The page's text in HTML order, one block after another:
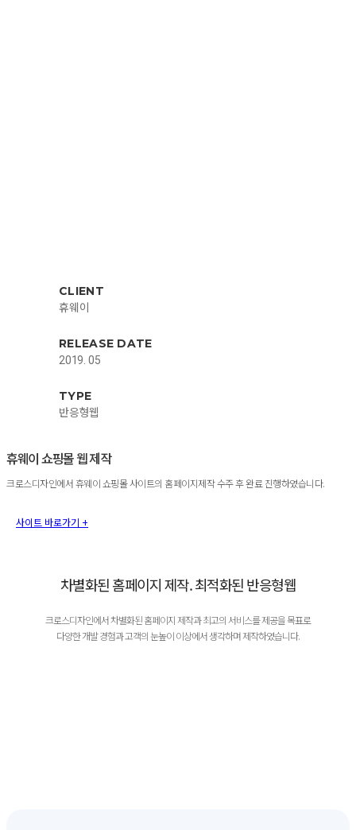
CLIENT
휴웨이
RELEASE DATE
2019. 05
TYPE
반응형웹
휴웨이 쇼핑몰 웹 제작
크로스디자인에서 휴웨이 쇼핑몰 사이트의 홈페이지제작 수주 후 완료 진행하였습니다.
사이트 바로가기 +
차별화된 홈페이지 제작. 최적화된 반응형웹
크로스디자인에서 차별화된 홈페이지 제작과 최고의 서비스를 제공을 목표로
다양한 개발 경험과 고객의 눈높이 이상에서 생각하며 제작하였습니다.